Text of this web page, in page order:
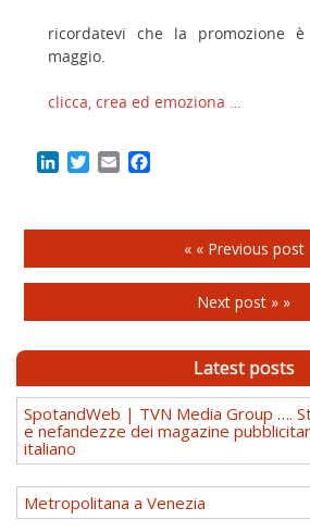
ricordatevi che la promozione
maggio.
clicca, crea ed emoziona …
LinkedInTwitter
Email
« « Previous post
Next post » »
Latest posts
SpotandWeb | TVN Media Group ….
e nefandezze dei magazine
italiano
Metropolitana a Venezia